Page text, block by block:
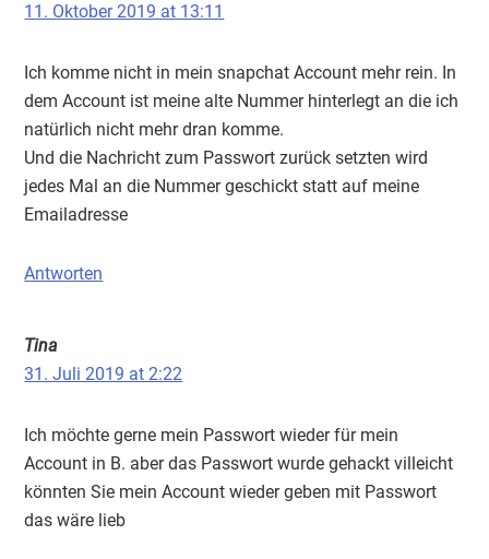
11. Oktober 2019 at 13:11
Ich komme nicht in mein snapchat Account mehr rein. In
dem Account ist meine alte Nummer hinterlegt an die ich
natürlich nicht mehr dran komme.
Und die Nachricht zum Passwort zurück setzten wird
jedes Mal an die Nummer geschickt statt auf meine
Emailadresse
Antworten
Tina
31. Juli 2019 at 2:22
Ich möchte gerne mein Passwort wieder für mein
Account in B. aber das Passwort wurde gehackt villeicht
könnten Sie mein Account wieder geben mit Passwort
das wäre lieb